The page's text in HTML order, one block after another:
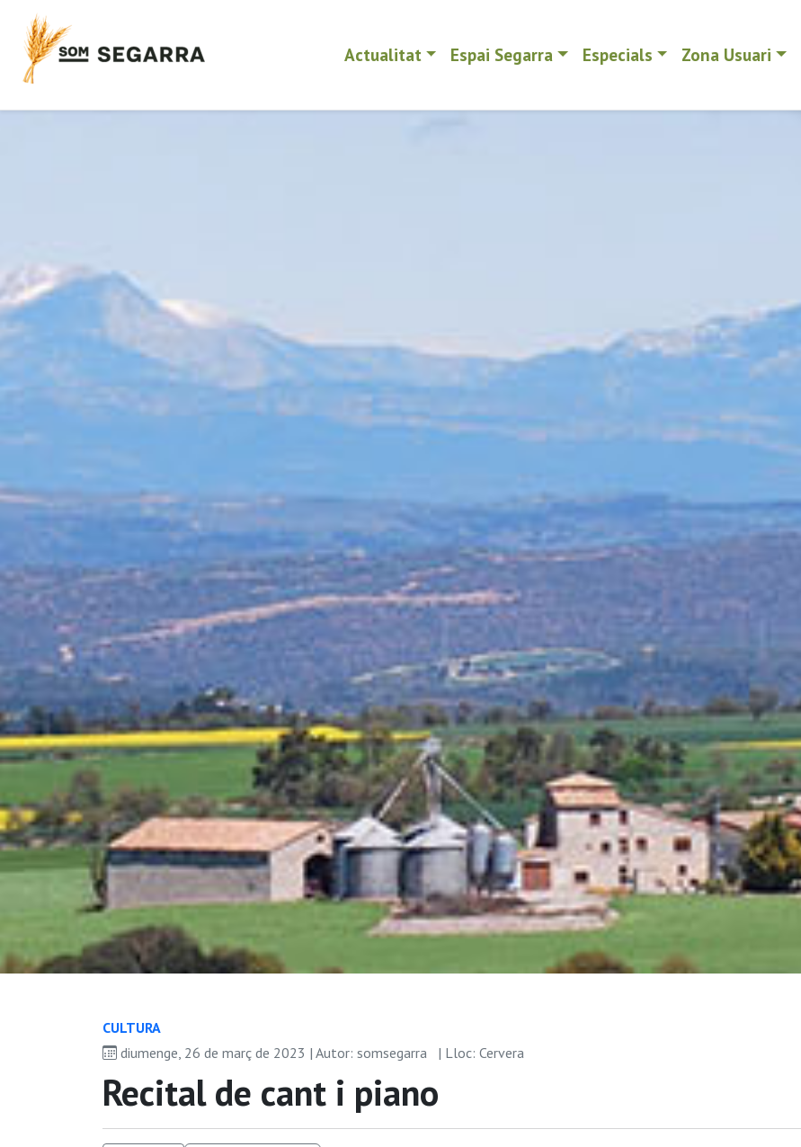
Actualitat Espai Segarra Especials Zona Usuari
CULTURA
diumenge, 26 de març de 2023 | Autor: somsegarra
| Lloc: Cervera
Recital de cant i piano